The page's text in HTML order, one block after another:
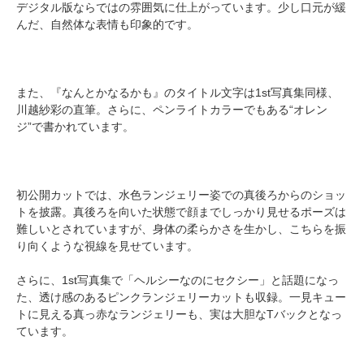
デジタル版ならではの雰囲気に仕上がっています。少し口元が緩
んだ、自然体な表情も印象的です。
また、『なんとかなるかも』のタイトル文字は1st写真集同様、
川越紗彩の直筆。さらに、ペンライトカラーでもある“オレン
ジ”で書かれています。
初公開カットでは、水色ランジェリー姿での真後ろからのショッ
トを披露。真後ろを向いた状態で顔までしっかり見せるポーズは
難しいとされていますが、身体の柔らかさを生かし、こちらを振
り向くような視線を見せています。
さらに、1st写真集で「ヘルシーなのにセクシー」と話題になっ
た、透け感のあるピンクランジェリーカットも収録。一見キュー
トに見える真っ赤なランジェリーも、実は大胆なTバックとなっ
ています。